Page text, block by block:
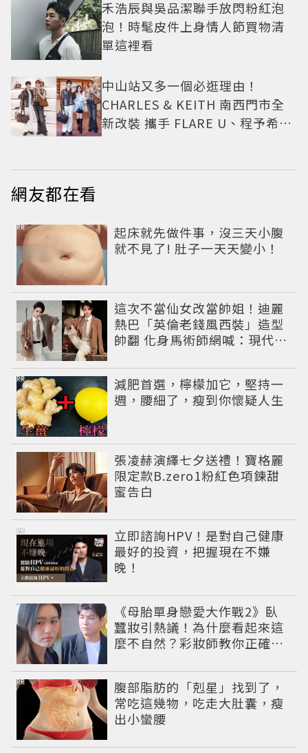
禾浩辰與吳品潔聯手放閃粉紅泡
泡！時髦皮件上身情人節買物清
單這裡看
中山站又多一個必逛理由！
CHARLES & KEITH 南西門市全
新改裝 攜手 FLARE U、程予希演
網友都在看
起床就先做件事，沒三天小腹
就不見了! 肚子一天天變小！
PR
這次不當仙女改當帥姐！迪麗
熱巴「英倫老錢風西裝」造型
帥翻 化身馬術師網喊：現代版
減肥首選，檸檬加它，堅持一
週，腰細了，瘦到你懷疑人生
PR
張凌赫演繹七夕送禮！寶格麗
限定款B.zero1粉紅色項鍊甜
蜜告白
立即諮詢HPV！是對自己健康
最好的投資，把握現在不嫌
晚！
PR
《母胎單身戀愛大作戰2》臥
蠶妝引熱議！為什麼看起來這
麼不自然？彩妝師教你正確畫
腹部脂肪的「剋星」找到了，
常吃這幾物，吃走大肚囊，瘦
出小蠻腰
PR